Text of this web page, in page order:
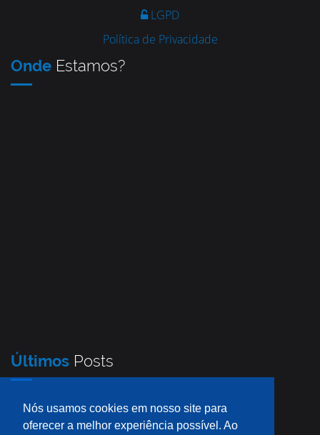
Nós usamos cookies em nosso site para
oferecer a melhor experiência possível. Ao
LGPD
Política de Privacidade
Onde Estamos?
Últimos Posts